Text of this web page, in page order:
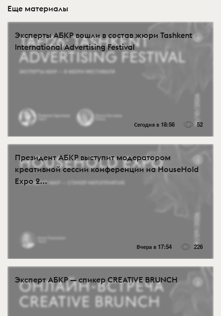
Еще материалы
Эксперты АБКР вошли в состав жюри Tashkent
International Advertising Festival
Сегодня в 18:56 52
Президент АБКР выступит модератором
креативной сессии конференции на HouseHold
Expo 2...
Вчера в 17:54 226
Эксперт АБКР — спикер CREATIVE BRUNCH